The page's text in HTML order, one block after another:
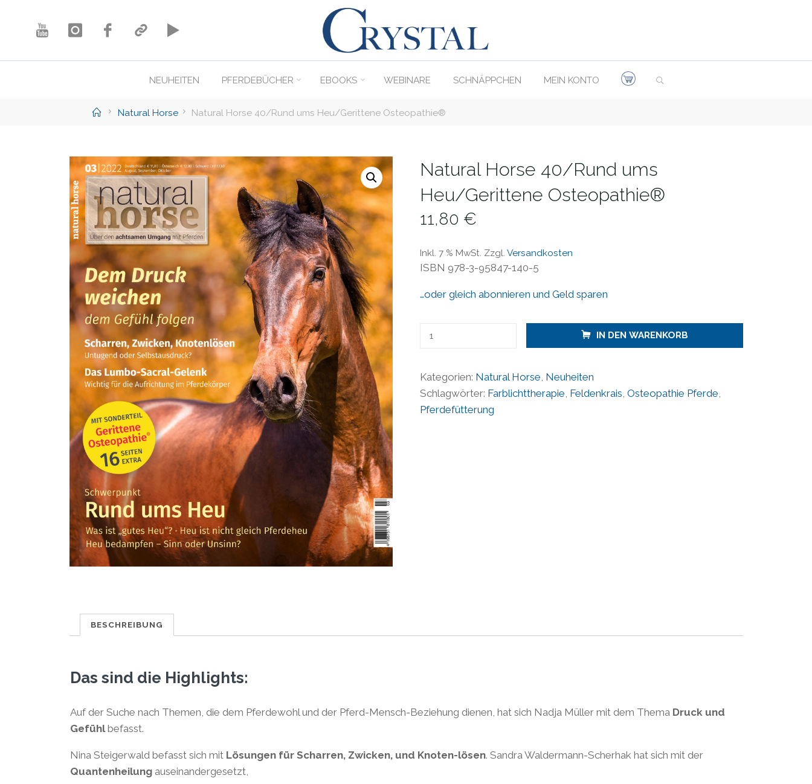
Crystal
Verlag
ONLINE-
SHOP
NEUHEITEN PFERDEBÜCHER EBOOKS WEBINARE SCHNÄPPCHEN MEIN KONTO
HomeNatural Horse Natural Horse 40/Rund ums Heu/Gerittene Osteopathie®
Natural Horse 40/Rund ums
Heu/Gerittene Osteopathie®
11,80 €
Inkl. 7 % MwSt. Zzgl. Versandkosten
ISBN 978-3-95847-140-5
…oder gleich abonnieren und Geld sparen
ums
Heu/Gerittene
Osteopathie®
IN DEN WARENKORB
Kategorien: Natural Horse, Neuheiten
Schlagwörter: Farblichttherapie, Feldenkrais, Osteopathie Pferde,
Pferdefütterung
BESCHREIBUNG
Das sind die Highlights:
Auf der Suche nach Themen, die dem Pferdewohl und der Pferd-Mensch-Beziehung dienen, hat sich Nadja Müller mit dem Thema Druck und
Gefühlbefasst.
Nina Steigerwald befasst sich mit Lösungen für Scharren, Zwicken, und Knoten-lösen. Sandra Waldermann-Scherhak hat sich mit der
Quantenheilungauseinandergesetzt,